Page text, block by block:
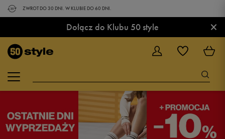
ZWROT DO 30 DNI. W KLUBIE DO 60 DNI.
Dołącz do Klubu 50 style ×